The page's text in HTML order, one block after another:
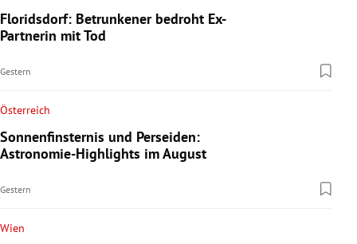
Floridsdorf: Betrunkener bedroht Ex-
Partnerin mit Tod
Gestern
Österreich
Sonnenfinsternis und Perseiden:
Astronomie-Highlights im August
Gestern
Wien